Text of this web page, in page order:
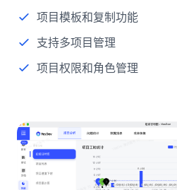
项目模板和复制功能
支持多项目管理
项目权限和角色管理